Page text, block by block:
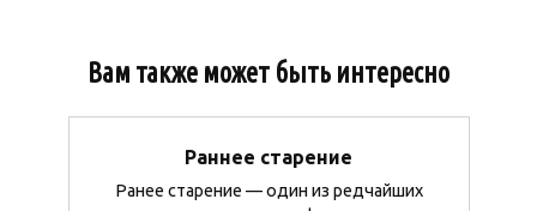
Вам также может быть интересно
Раннее старение
Ранее старение — один из редчайших